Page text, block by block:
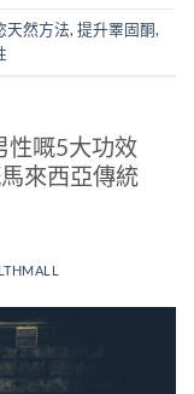
天然方法, 提升睪固酮,
性嘅5大功效
來西亞傳統